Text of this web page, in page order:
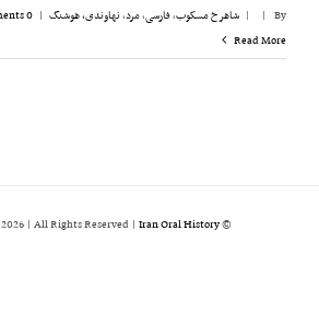
By
|
| شاهرخ مسکوب,فارسی,مرد,نهاوندی، هوشنگ |
0 Comments
Read More
© Copyright 2020 -
2026 | All Rights Reserved | Iran Oral History